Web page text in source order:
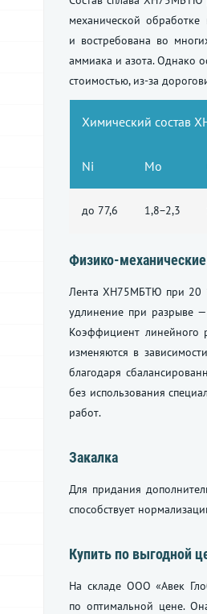
механической
и востребована во
аммиака и азота. Однако
стоимостью, из-за
Химический состав
Ni Mo
до 77,6 1,8−2,3
Физико-механические
Лента ХН75МБТЮ при 20
удлинение при разрыве —
Коэффициент линейного
изменяются в
благодаря
без использования
работ.
Закалка
Для придания
способствует
Купить по выгодной
На складе ООО «Авек
по оптимальной цене.